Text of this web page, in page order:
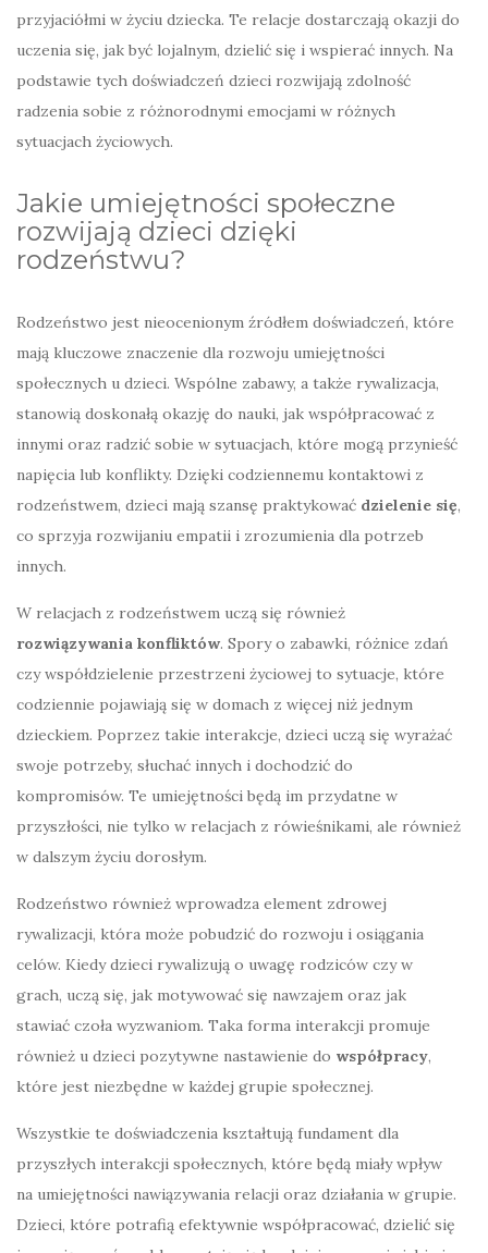
przyjaciółmi w życiu dziecka. Te relacje dostarczają okazji do
uczenia się, jak być lojalnym, dzielić się i wspierać innych. Na
podstawie tych doświadczeń dzieci rozwijają zdolność
radzenia sobie z różnorodnymi emocjami w różnych
sytuacjach życiowych.
Jakie umiejętności społeczne
rozwijają dzieci dzięki
rodzeństwu?
Rodzeństwo jest nieocenionym źródłem doświadczeń, które
mają kluczowe znaczenie dla rozwoju umiejętności
społecznych u dzieci. Wspólne zabawy, a także rywalizacja,
stanowią doskonałą okazję do nauki, jak współpracować z
innymi oraz radzić sobie w sytuacjach, które mogą przynieść
napięcia lub konflikty. Dzięki codziennemu kontaktowi z
rodzeństwem, dzieci mają szansę praktykować dzielenie się,
co sprzyja rozwijaniu empatii i zrozumienia dla potrzeb
innych.
W relacjach z rodzeństwem uczą się również
rozwiązywania konfliktów. Spory o zabawki, różnice zdań
czy współdzielenie przestrzeni życiowej to sytuacje, które
codziennie pojawiają się w domach z więcej niż jednym
dzieckiem. Poprzez takie interakcje, dzieci uczą się wyrażać
swoje potrzeby, słuchać innych i dochodzić do
kompromisów. Te umiejętności będą im przydatne w
przyszłości, nie tylko w relacjach z rówieśnikami, ale również
w dalszym życiu dorosłym.
Rodzeństwo również wprowadza element zdrowej
rywalizacji, która może pobudzić do rozwoju i osiągania
celów. Kiedy dzieci rywalizują o uwagę rodziców czy w
grach, uczą się, jak motywować się nawzajem oraz jak
stawiać czoła wyzwaniom. Taka forma interakcji promuje
również u dzieci pozytywne nastawienie do współpracy,
które jest niezbędne w każdej grupie społecznej.
Wszystkie te doświadczenia kształtują fundament dla
przyszłych interakcji społecznych, które będą miały wpływ
na umiejętności nawiązywania relacji oraz działania w grupie.
Dzieci, które potrafią efektywnie współpracować, dzielić się